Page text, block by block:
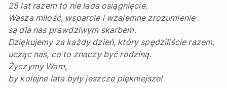
25 lat razem to nie lada osiągnięcie.
Wasza miłość, wsparcie i wzajemne zrozumienie
są dla nas prawdziwym skarbem.
Dziękujemy za każdy dzień, który spędziliście razem,
ucząc nas, co to znaczy być rodziną.
Życzymy Wam,
by kolejne lata były jeszcze piękniejsze!